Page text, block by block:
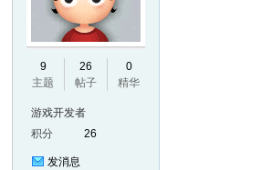
9
主题
26
帖子
0
精华
游戏开发者
积分
26
发消息